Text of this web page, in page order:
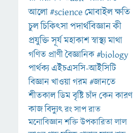
আলো#scienceমোবাইলক্ষতি
চুলচিকিৎসাপদার্থবিজ্ঞানকী
প্রযুক্তিসূর্যমহাকাশস্বাস্থ্যমাথা
গণিত প্রাণীবৈজ্ঞানিক#biology
পার্থক্য এইচএসসি-আইসিটি
বিজ্ঞানখাওয়াগরম#জানতে
শীতকালডিমবৃষ্টিচাঁদকেনকারণ
কাজবিদ্যুৎরংসাপরাত
মনোবিজ্ঞানশক্তিউপকারিতালাল